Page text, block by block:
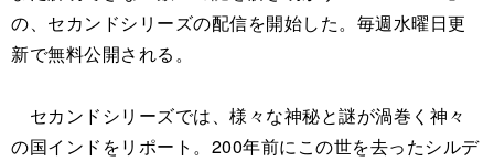
の、セカンドシリーズの配信を開始した。毎週水曜日更
新で無料公開される。
セカンドシリーズでは、様々な神秘と謎が渦巻く神々
の国インドをリポート。200年前にこの世を去ったシルデ